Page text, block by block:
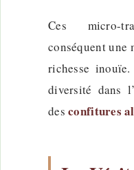
Ces micro-
conséquent une
richesse inouïe.
diversité dans
desconfitures